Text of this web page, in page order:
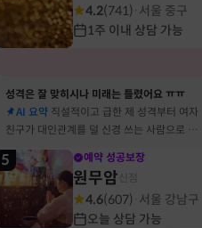
4.2(741) 서울 중구
1주 이내 상담 가능
성격은 잘 맞히시나 미래는 틀렸어요 ㅠㅠ
AI 요약 직설적이고 급한 제 성격부터 여자
친구가 대인관계를 덜 신경 쓰는 사람으로 바
뀔 거란 말까지 그대로 현실이 됐어요
5 예약 성공보장
원무암
4.6(607) 서울 강남구
오늘 상담 가능